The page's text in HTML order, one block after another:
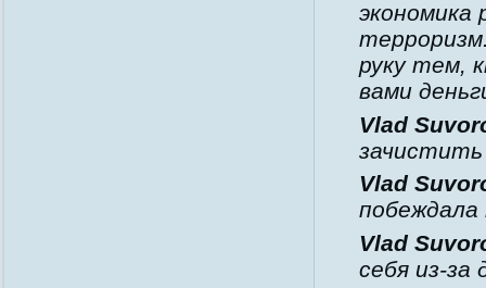
экономика
руку тем,
вами
Vlad
зачистить
Vlad
Vlad
себя из-за